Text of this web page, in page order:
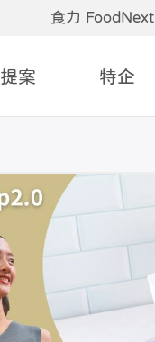
食力 FoodNext
提案 特企